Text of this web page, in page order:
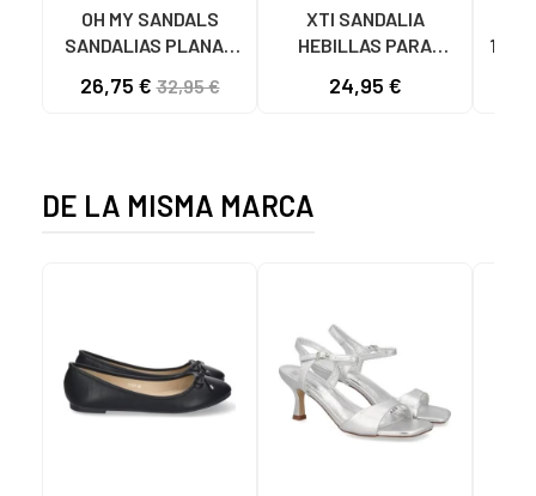
OH MY SANDALS
SANDALIAS PLANAS
DOYA CHAMPAN
26,75 €32,95 €
XTI SANDALIA
HEBILLAS PARA
24,95 €
DE LA MISMA MARCA